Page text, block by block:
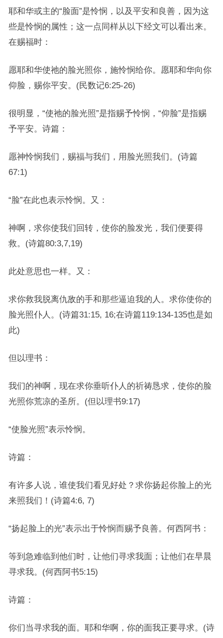
耶和华或主的“脸面”是怜悯，以及平安和良善，因为这
些是怜悯的属性；这一点同样从以下经文可以看出来。
在赐福时：
愿耶和华使祂的脸光照你，施怜悯给你。愿耶和华向你
仰脸，赐你平安。(民数记6:25-26)
很明显，“使祂的脸光照”是指赐予怜悯，“仰脸”是指赐
予平安。诗篇：
愿神怜悯我们，赐福与我们，用脸光照我们。(诗篇
67:1)
“脸”在此也表示怜悯。又：
神啊，求你使我们回转，使你的脸发光，我们便要得
救。(诗篇80:3,7,19)
此处意思也一样。又：
求你救我脱离仇敌的手和那些逼迫我的人。求你使你的
脸光照仆人。(诗篇31:15, 16;在诗篇119:134-135也是如
此)
但以理书：
我们的神啊，现在求你垂听仆人的祈祷恳求，使你的脸
光照你荒凉的圣所。(但以理书9:17)
“使脸光照”表示怜悯。
诗篇：
有许多人说，谁使我们看见好处？求你扬起你脸上的光
来照我们！(诗篇4:6, 7)
“扬起脸上的光”表示出于怜悯而赐予良善。何西阿书：
等到急难临到他们时，让他们寻求我面；让他们在早晨
寻求我。(何西阿书5:15)
诗篇：
你们当寻求我的面。耶和华啊，你的面我正要寻求。(诗